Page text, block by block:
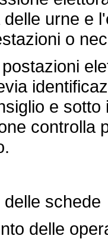
urne e
o
e
controlla
schede
delle